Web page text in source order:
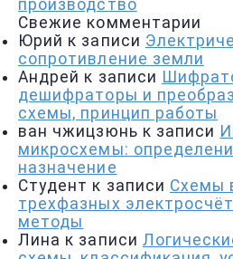
производство
Свежие комментарии
Юрий к записи
сопротивление земли
Андрей к записи
дешифраторы и
схемы, принцип работы
ван чжицзюнь к записи
микросхемы:
назначение
Студент к записи Схемы
трехфазных
методы
Лина к записи